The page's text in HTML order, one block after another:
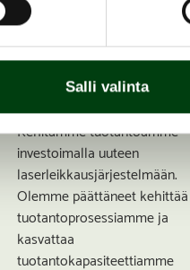
Salli valinta
KEHITÄMME
TUOTANTOAMME
01.12.2023
Kehitämme tuotantoamme
investoimalla uuteen
laserleikkausjärjestelmään.
Olemme päättäneet kehittää
tuotantoprosessiamme ja
kasvattaa
tuotantokapasiteettiamme